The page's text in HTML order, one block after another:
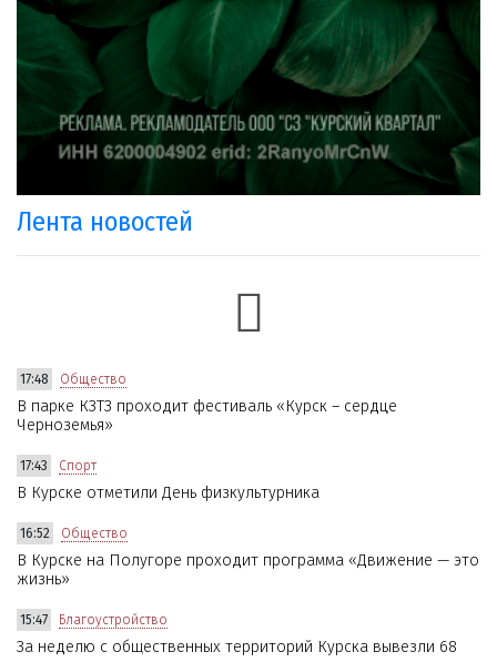
Лента новостей
17:48 Общество
В парке КЗТЗ проходит фестиваль «Курск – сердце
Черноземья»
17:43 Спорт
В Курске отметили День физкультурника
16:52 Общество
В Курске на Полугоре проходит программа «Движение — это
жизнь»
15:47 Благоустройство
За неделю с общественных территорий Курска вывезли 68